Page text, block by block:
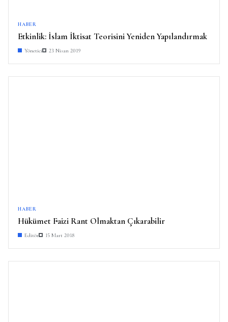
HABER
Etkinlik: İslam İktisat Teorisini Yeniden Yapılandırmak
Yönetici 23 Nisan 2019
HABER
Hükümet Faizi Rant Olmaktan Çıkarabilir
Editör 15 Mart 2018